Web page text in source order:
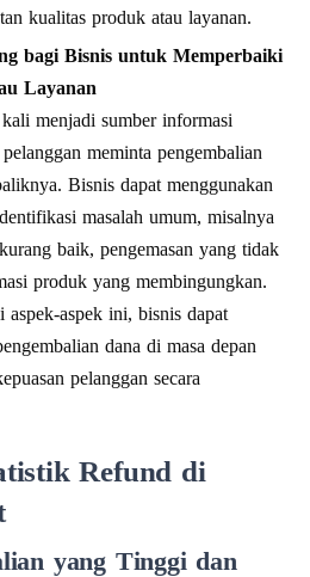
kualitas produk atau layanan.
bagi Bisnis untuk Memperbaiki
Layanan
menjadi sumber informasi
meminta pengembalian
Bisnis dapat menggunakan
masalah umum, misalnya
baik, pengemasan yang tidak
produk yang membingungkan.
aspek-aspek ini, bisnis dapat
dana di masa depan
pelanggan secara
Refund di
yang Tinggi dan